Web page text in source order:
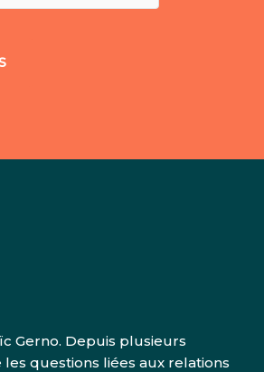
Gerno. Depuis plusieurs
questions liées aux relations